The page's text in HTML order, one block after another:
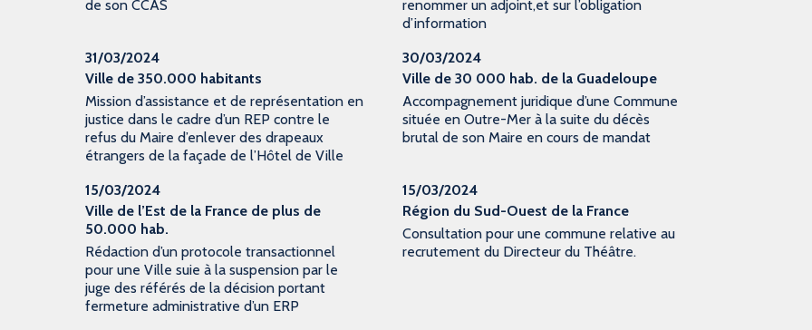
de son CCAS
renommer un adjoint,et sur l’obligation
d’information
31/03/2024
Ville de 350.000 habitants
Mission d’assistance et de représentation en
justice dans le cadre d’un REP contre le
refus du Maire d’enlever des drapeaux
étrangers de la façade de l’Hôtel de Ville
30/03/2024
Ville de 30 000 hab. de la Guadeloupe
Accompagnement juridique d’une Commune
située en Outre-Mer à la suite du décès
brutal de son Maire en cours de mandat
15/03/2024
Ville de l’Est de la France de plus de
50.000 hab.
Rédaction d’un protocole transactionnel
pour une Ville suie à la suspension par le
juge des référés de la décision portant
fermeture administrative d’un ERP
15/03/2024
Région du Sud-Ouest de la France
Consultation pour une commune relative au
recrutement du Directeur du Théâtre.